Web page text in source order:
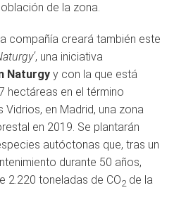
de la zona.
compañía creará también este
, una iniciativa
Naturgy y con la que está
hectáreas en el término
en Madrid, una zona
en 2019. Se plantarán
autóctonas que, tras un
durante 50 años,
2.220 toneladas de CO2 de la